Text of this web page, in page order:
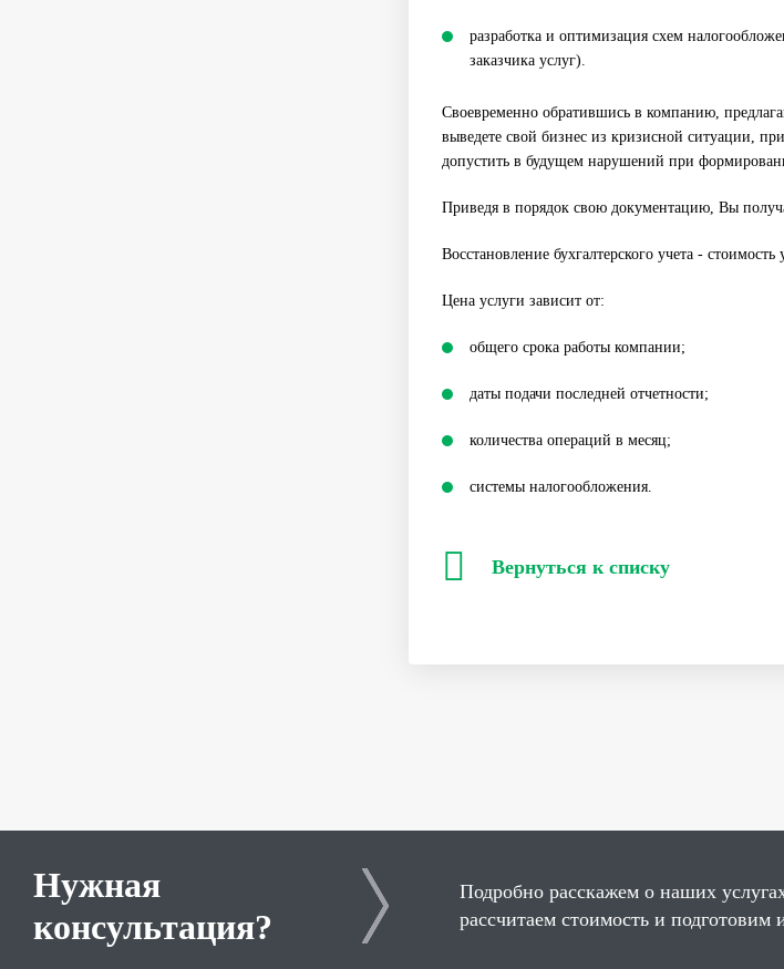
разработка и оптимизация схем
заказчика услуг).
Своевременно обратившись в компанию,
выведете свой бизнес из кризисной ситуации,
допустить в будущем нарушений при
Приведя в порядок свою документацию, Вы
Восстановление бухгалтерского учета - стоимость
Цена услуги зависит от:
общего срока работы компании;
даты подачи последней отчетности;
количества операций в месяц;
системы налогообложения.
Вернуться к списку
Нужная
консультация?
Подробно расскажем о наших
рассчитаем стоимость и